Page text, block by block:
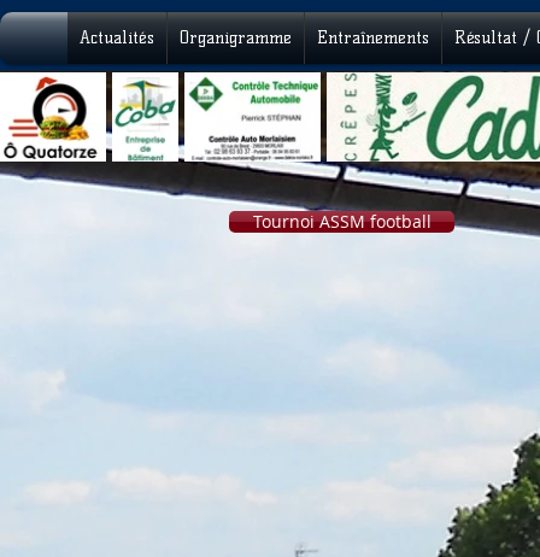
Actualités Organigramme Entraînements Résultat /
Tournoi ASSM football